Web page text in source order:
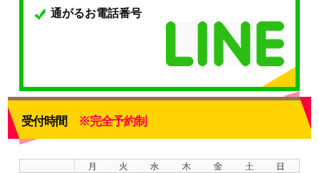
通がるお電話番号
受付時間 ※完全予約制